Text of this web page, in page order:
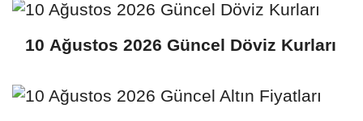
10 Ağustos 2026 Güncel Döviz Kurları